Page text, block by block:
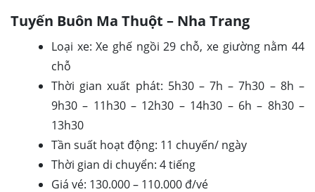
Tuyến Buôn Ma Thuột – Nha Trang
Loại xe: Xe ghế ngồi 29 chỗ, xe giường nằm 44
chỗ
Thời gian xuất phát: 5h30 – 7h – 7h30 – 8h –
9h30 – 11h30 – 12h30 – 14h30 – 6h – 8h30 –
13h30
Tần suất hoạt động: 11 chuyến/ ngày
Thời gian di chuyển: 4 tiếng
Giá vé: 130.000 – 110.000 đ/vé